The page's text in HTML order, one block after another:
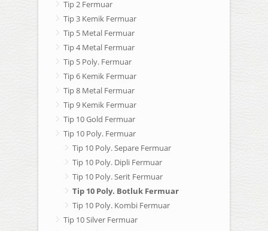
Tip 2 Fermuar
Tip 3 Kemik Fermuar
Tip 5 Metal Fermuar
Tip 4 Metal Fermuar
Tip 5 Poly. Fermuar
Tip 6 Kemik Fermuar
Tip 8 Metal Fermuar
Tip 9 Kemik Fermuar
Tip 10 Gold Fermuar
Tip 10 Poly. Fermuar
Tip 10 Poly. Separe Fermuar
Tip 10 Poly. Dipli Fermuar
Tip 10 Poly. Serit Fermuar
Tip 10 Poly. Botluk Fermuar
Tip 10 Poly. Kombi Fermuar
Tip 10 Silver Fermuar